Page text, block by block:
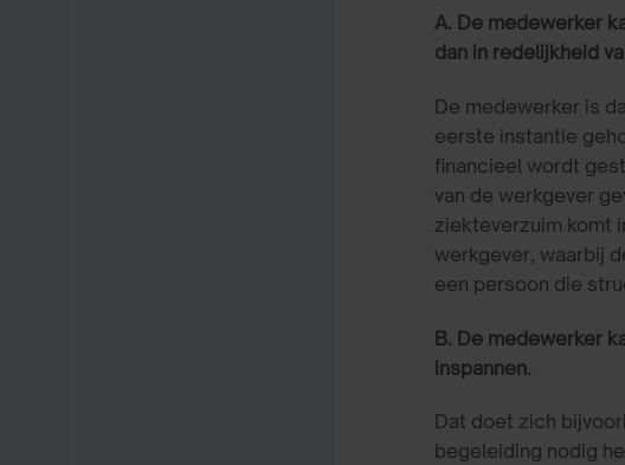
A. De medewerker
dan in redelijkheid
De medewerker is
eerste instantie
financieel wordt
van de werkgever
ziekteverzuim komt
werkgever, waarbij
een persoon die
B. De medewerker
inspannen.
Dat doet zich
begeleiding nodig